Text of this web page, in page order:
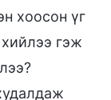
хоосон үг
гэж